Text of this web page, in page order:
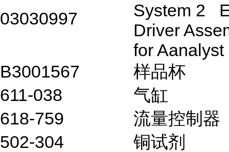
03030997
System 2
Driver
for Aanalyst
B3001567
样品杯
611-038
气缸
618-759
流量控制器
502-304
铜试剂